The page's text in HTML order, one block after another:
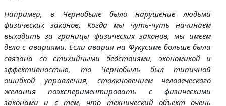
Например, в Чернобыле было нарушение людьми
физических законов. Когда мы чуть-чуть начинаем
выходить за границы физических законов, мы имеем
дело с авариями. Если авария на Фукусиме больше была
связана со стихийными бедствиями, экономикой и
эффективностью, то Чернобыль был типичной
ошибкой управления, столкновением человеческого
желания поэкспериментировать с физическими
законами и с тем, что технический объект очень